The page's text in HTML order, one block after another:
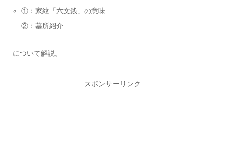
①：家紋「六文銭」の意味
②：墓所紹介
について解説。
スポンサーリンク